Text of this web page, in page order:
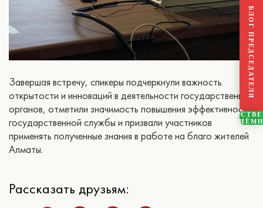
Завершая встречу, спикеры подчеркнули важность
открытости и инноваций в деятельности государственных
органов, отметили значимость повышения эффективности
государственной службы и призвали участников
применять полученные знания в работе на благо жителей
Алматы.
Рассказать друзьям:
БЛОГ ПРЕДСЕДАТЕЛЯ